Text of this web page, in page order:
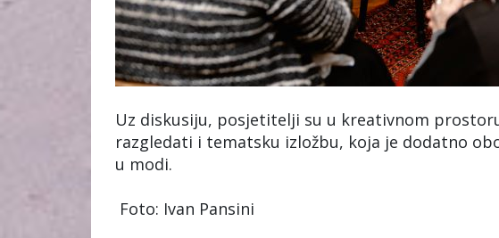
Uz diskusiju, posjetitelji su u kreativnom
razgledati i tematsku izložbu, koja je dodatno
u modi.
Foto: Ivan Pansini